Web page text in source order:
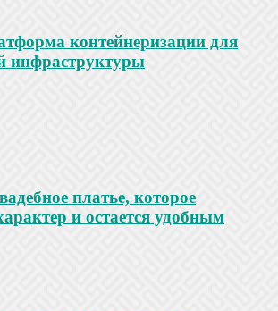
контейнеризации для
инфраструктуры
платье, которое
и остается удобным